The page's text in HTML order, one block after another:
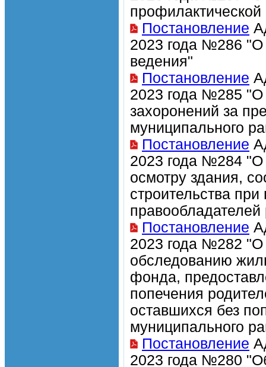
Постановление
2023 года №286 "О
ведения"
Постановление
2023 года №285 "О
захоронений за
муниципального
Постановление
2023 года №284 "О
осмотру здания,
строительства
Постановление
2023 года №282 "О
обследованию
фонда,
попечения
оставшихся без
муниципального
Постановление
2023 года №280